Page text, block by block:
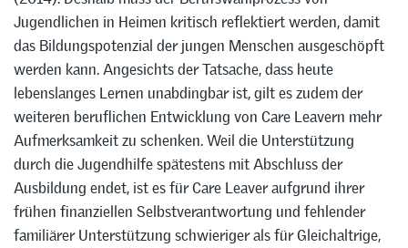
Jugendlichen in Heimen kritisch reflektiert werden, damit
das Bildungspotenzial der jungen Menschen ausgeschöpft
werden kann. Angesichts der Tatsache, dass heute
lebenslanges Lernen unabdingbar ist, gilt es zudem der
weiteren beruflichen Entwicklung von Care Leavern mehr
Aufmerksamkeit zu schenken. Weil die Unterstützung
durch die Jugendhilfe spätestens mit Abschluss der
Ausbildung endet, ist es für Care Leaver aufgrund ihrer
frühen finanziellen Selbstverantwortung und fehlender
familiärer Unterstützung schwieriger als für Gleichaltrige,